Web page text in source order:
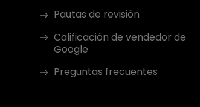
Pautas de revisión
Calificación de vendedor de
Google
Preguntas frecuentes